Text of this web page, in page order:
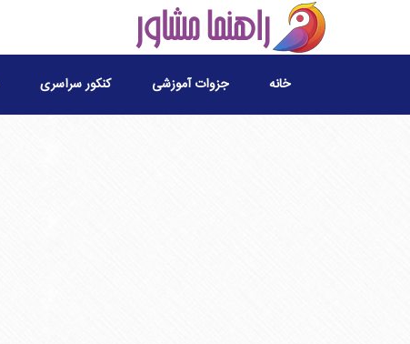
خانه جزوات آموزشی کنکور سراسری